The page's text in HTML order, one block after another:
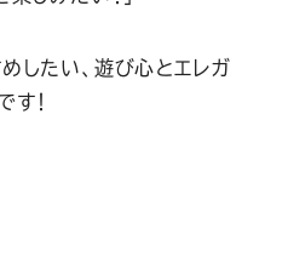
したい、遊び心とエレガ
す！